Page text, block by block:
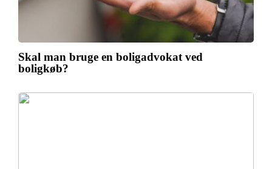
Skal man bruge en boligadvokat ved
boligkøb?